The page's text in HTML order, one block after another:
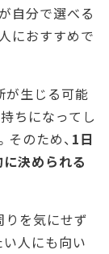
自分で選べる
におすすめで
が生じる可能
ちになってし
のため、 1日
決められる
りを気にせず
人にも向い